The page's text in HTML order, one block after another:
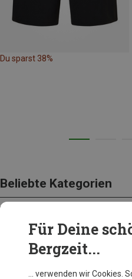
Du sparst 38%
Beliebte Kategorien
Für Deine
Bergzeit...
… verwenden wir Cookies.